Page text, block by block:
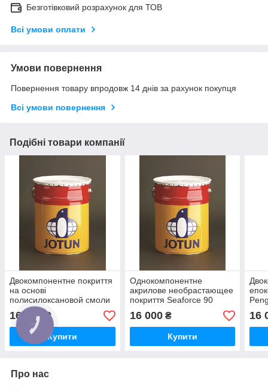
Безготівковий розрахунок для ТОВ
Всі умови оплати
Умови повернення
Повернення товару впродовж 14 днів за рахунок покупця
Всі умови повернення
Подібні товари компанії
Двокомпонентне покриття
на основі
полисилоксановой смоли
Hardtop Optima
16 000 ₴
Купити
Однокомпонентне
акрилове необрастающее
покриття Seaforce 90
16 000₴
Купити
16
Про нас